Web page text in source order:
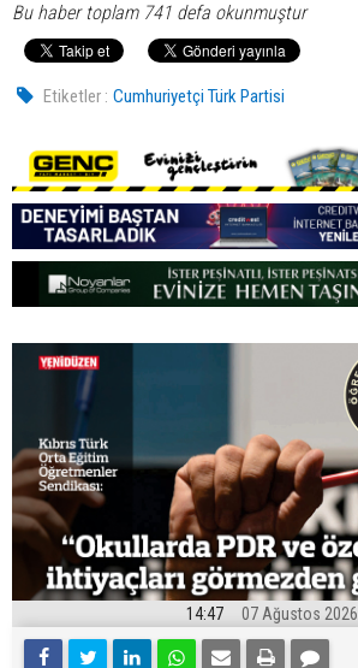
Bu haber toplam 741 defa okunmuştur
Etiketler : Cumhuriyetçi Türk Partisi
14:47 07 Ağustos 2026